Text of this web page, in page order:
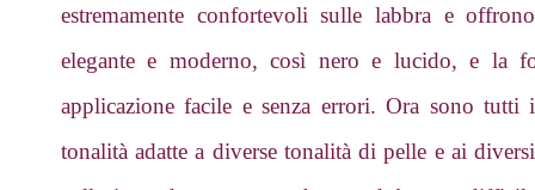
estremamente confortevoli sulle labbra e
elegante e moderno, così nero e lucido, e la
applicazione facile e senza errori. Ora sono
tonalità adatte a diverse tonalità di pelle e ai